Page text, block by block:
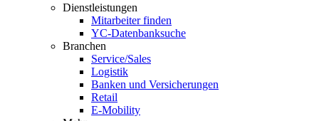
Dienstleistungen
Mitarbeiter finden
YC-Datenbanksuche
Branchen
Service/Sales
Logistik
Banken und Versicherungen
Retail
E-Mobility